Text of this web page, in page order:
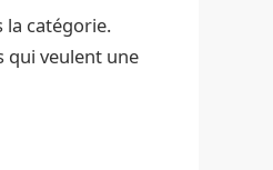
la catégorie.
qui veulent une